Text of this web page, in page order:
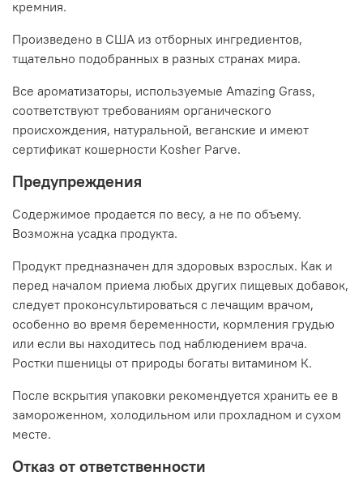
кремния.
Произведено в США из отборных ингредиентов,
тщательно подобранных в разных странах мира.
Все ароматизаторы, используемые Amazing Grass,
соответствуют требованиям органического
происхождения, натуральной, веганские и имеют
сертификат кошерности Kosher Parve.
Предупреждения
Содержимое продается по весу, а не по объему.
Возможна усадка продукта.
Продукт предназначен для здоровых взрослых. Как и
перед началом приема любых других пищевых добавок,
следует проконсультироваться с лечащим врачом,
особенно во время беременности, кормления грудью
или если вы находитесь под наблюдением врача.
Ростки пшеницы от природы богаты витамином К.
После вскрытия упаковки рекомендуется хранить ее в
замороженном, холодильном или прохладном и сухом
месте.
Отказ от ответственности